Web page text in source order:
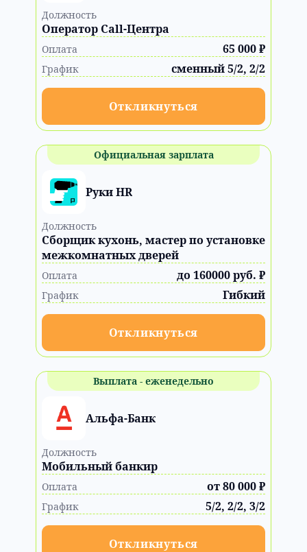
Должность
Оператор Call-Центра
Оплата 65 000 ₽
График сменный 5/2, 2/2
Откликнуться
Официальная зарплата
Руки HR
Должность
Сборщик кухонь, мастер по установке
межкомнатных дверей
Оплата до 160000 руб. ₽
График Гибкий
Откликнуться
Выплата - еженедельно
Альфа-Банк
Должность
Мобильный банкир
Оплата от 80 000 ₽
График 5/2, 2/2, 3/2
Откликнуться